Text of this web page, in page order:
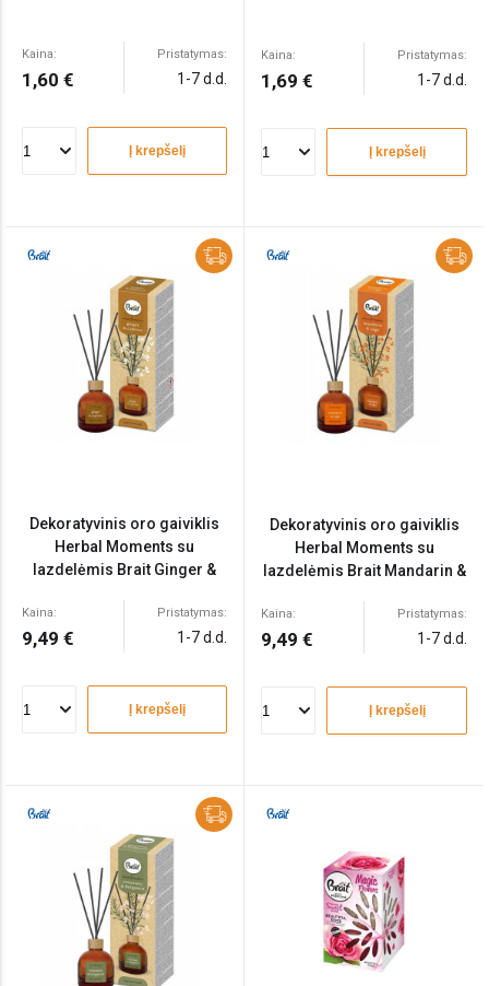
Kaina:
1,60 €
Pristatymas:
1-7 d.d.
Į krepšelį
Kaina:
1,69 €
Pristatymas:
1-7 d.d.
Į krepšelį
Dekoratyvinis oro gaiviklis
Herbal Moments su
lazdelėmis Brait Ginger &
Kaina:
9,49 €
Pristatymas:
1-7 d.d.
Į krepšelį
Dekoratyvinis oro gaiviklis
Herbal Moments su
lazdelėmis Brait Mandarin &
Kaina:
9,49 €
Pristatymas:
1-7 d.d.
Į krepšelį